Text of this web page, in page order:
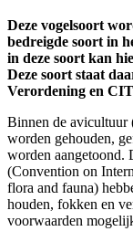
Deze vogelsoort
bedreigde soort in
in deze soort kan
Deze soort staat
Verordening en
Binnen de avicultuur
worden gehouden,
worden aangetoond.
(Convention on
flora and fauna)
houden, fokken en
voorwaarden